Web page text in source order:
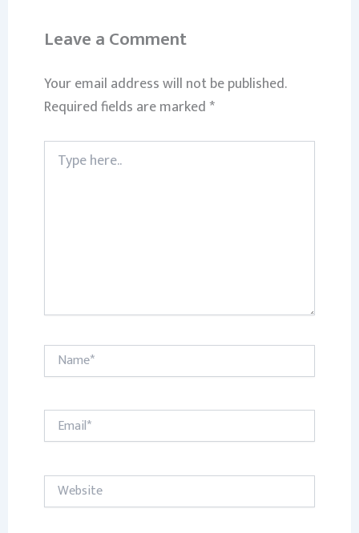
Leave a Comment
Your email address will not be published.
Required fields are marked*
Type
here..
Name*
Email*
Website